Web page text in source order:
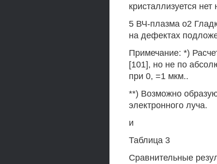
кристаллизуется
5 ВЧ-плазма о2
на дефектах
Примечание: *)
[101], но не по
при 0, =1 мкм..
**) Возможно
электронного луча.
и
Таблица 3
Сравнительные